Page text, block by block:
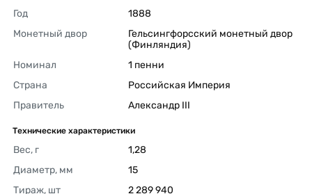
Год
1888
Монетный двор
Гельсингфорсский монетный двор
(Финляндия)
Номинал
1 пенни
Страна
Российская Империя
Правитель
Александр III
Технические характеристики
Вес, г
1,28
Диаметр, мм
15
Тираж, шт
2 289 940